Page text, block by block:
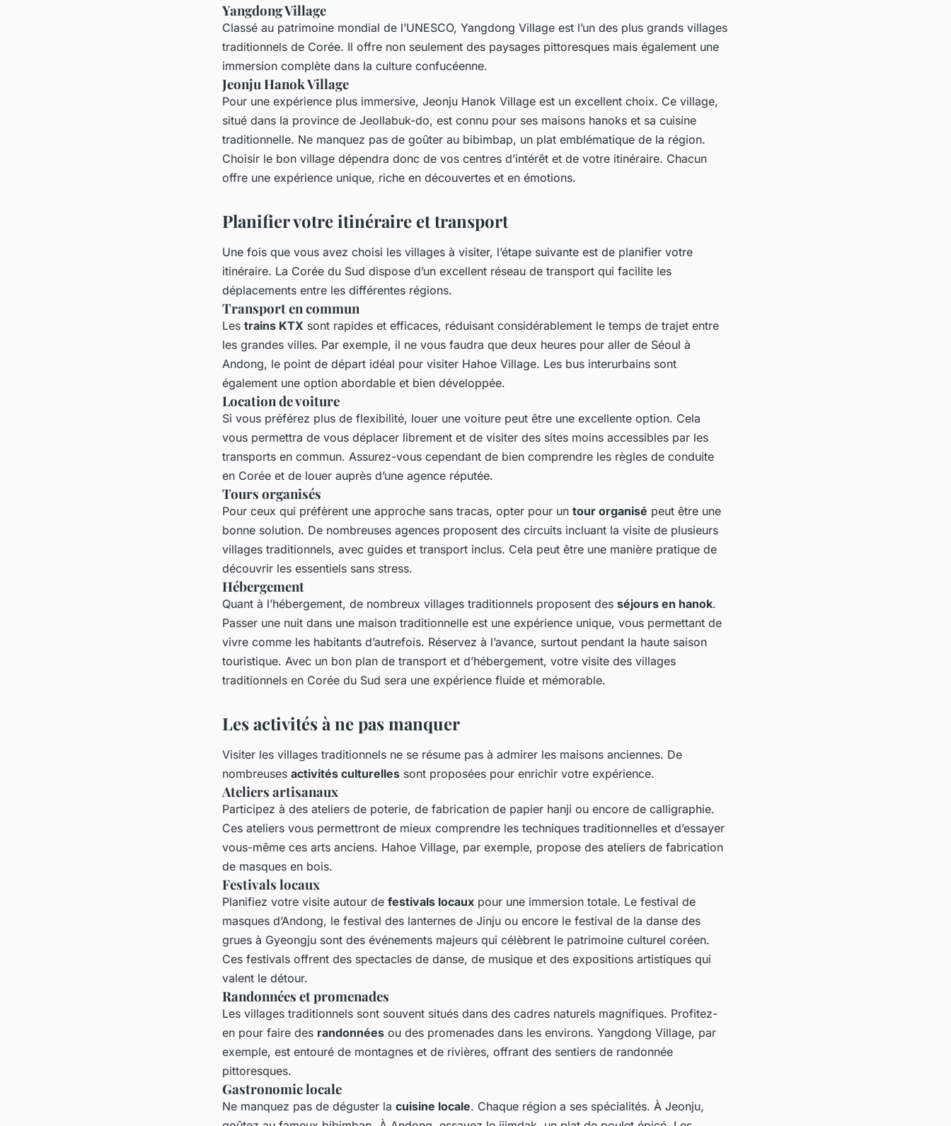
Yangdong Village
Classé au patrimoine mondial de l’UNESCO, Yangdong Village est l’un des plus grands villages
traditionnels de Corée. Il offre non seulement des paysages pittoresques mais également une
immersion complète dans la culture confucéenne.
Jeonju Hanok Village
Pour une expérience plus immersive, Jeonju Hanok Village est un excellent choix. Ce village,
situé dans la province de Jeollabuk-do, est connu pour ses maisons hanoks et sa cuisine
traditionnelle. Ne manquez pas de goûter au bibimbap, un plat emblématique de la région.
Choisir le bon village dépendra donc de vos centres d’intérêt et de votre itinéraire. Chacun
offre une expérience unique, riche en découvertes et en émotions.
Planifier votre itinéraire et transport
Une fois que vous avez choisi les villages à visiter, l’étape suivante est de planifier votre
itinéraire. La Corée du Sud dispose d’un excellent réseau de transport qui facilite les
déplacements entre les différentes régions.
Transport en commun
Les trains KTX sont rapides et efficaces, réduisant considérablement le temps de trajet entre
les grandes villes. Par exemple, il ne vous faudra que deux heures pour aller de Séoul à
Andong, le point de départ idéal pour visiter Hahoe Village. Les bus interurbains sont
également une option abordable et bien développée.
Location de voiture
Si vous préférez plus de flexibilité, louer une voiture peut être une excellente option. Cela
vous permettra de vous déplacer librement et de visiter des sites moins accessibles par les
transports en commun. Assurez-vous cependant de bien comprendre les règles de conduite
en Corée et de louer auprès d’une agence réputée.
Tours organisés
Pour ceux qui préfèrent une approche sans tracas, opter pour un tour organisé peut être une
bonne solution. De nombreuses agences proposent des circuits incluant la visite de plusieurs
villages traditionnels, avec guides et transport inclus. Cela peut être une manière pratique de
découvrir les essentiels sans stress.
Hébergement
Quant à l’hébergement, de nombreux villages traditionnels proposent des séjours en hanok.
Passer une nuit dans une maison traditionnelle est une expérience unique, vous permettant de
vivre comme les habitants d’autrefois. Réservez à l’avance, surtout pendant la haute saison
touristique. Avec un bon plan de transport et d’hébergement, votre visite des villages
traditionnels en Corée du Sud sera une expérience fluide et mémorable.
Les activités à ne pas manquer
Visiter les villages traditionnels ne se résume pas à admirer les maisons anciennes. De
nombreuses activités culturelles sont proposées pour enrichir votre expérience.
Ateliers artisanaux
Participez à des ateliers de poterie, de fabrication de papier hanji ou encore de calligraphie.
Ces ateliers vous permettront de mieux comprendre les techniques traditionnelles et d’essayer
vous-même ces arts anciens. Hahoe Village, par exemple, propose des ateliers de fabrication
de masques en bois.
Festivals locaux
Planifiez votre visite autour de festivals locaux pour une immersion totale. Le festival de
masques d’Andong, le festival des lanternes de Jinju ou encore le festival de la danse des
grues à Gyeongju sont des événements majeurs qui célèbrent le patrimoine culturel coréen.
Ces festivals offrent des spectacles de danse, de musique et des expositions artistiques qui
valent le détour.
Randonnées et promenades
Les villages traditionnels sont souvent situés dans des cadres naturels magnifiques. Profitez-
en pour faire des randonnées ou des promenades dans les environs. Yangdong Village, par
exemple, est entouré de montagnes et de rivières, offrant des sentiers de randonnée
pittoresques.
Gastronomie locale
Ne manquez pas de déguster la cuisine locale. Chaque région a ses spécialités. À Jeonju,